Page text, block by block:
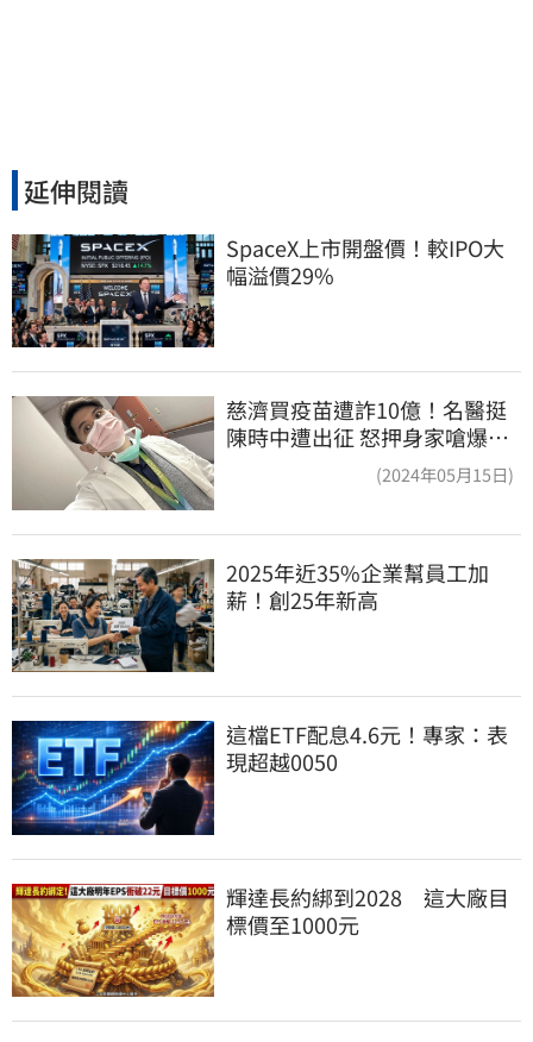
延伸閱讀
SpaceX上市開盤價！較IPO大
幅溢價29%
慈濟買疫苗遭詐10億！名醫挺
陳時中遭出征 怒押身家嗆爆藍
(2024年05月15日)
2025年近35%企業幫員工加
薪！創25年新高
這檔ETF配息4.6元！專家：表
現超越0050
輝達長約綁到2028　這大廠目
標價至1000元